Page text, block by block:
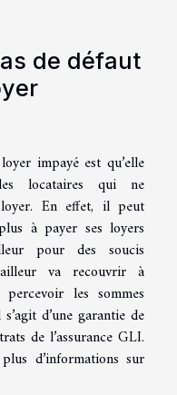
de défaut
impayé est qu’elle
locataires qui ne
En effet, il peut
à payer ses loyers
pour des soucis
va recouvrir à
les sommes
d’une garantie de
de l’assurance GLI.
d’informations sur